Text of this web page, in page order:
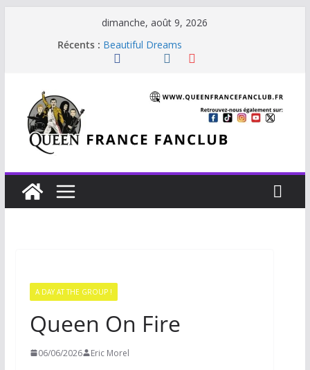
dimanche, août 9, 2026
Récents : Beautiful Dreams
Glouttons For Punishment (1981)
Je vis avec Freddie Mercury
A DAY AT THE GROUP !
Queen On Fire
06/06/2026 Eric Morel